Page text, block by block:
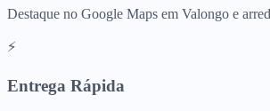
Destaque no Google Maps em Valongo e
⚡
Entrega Rápida